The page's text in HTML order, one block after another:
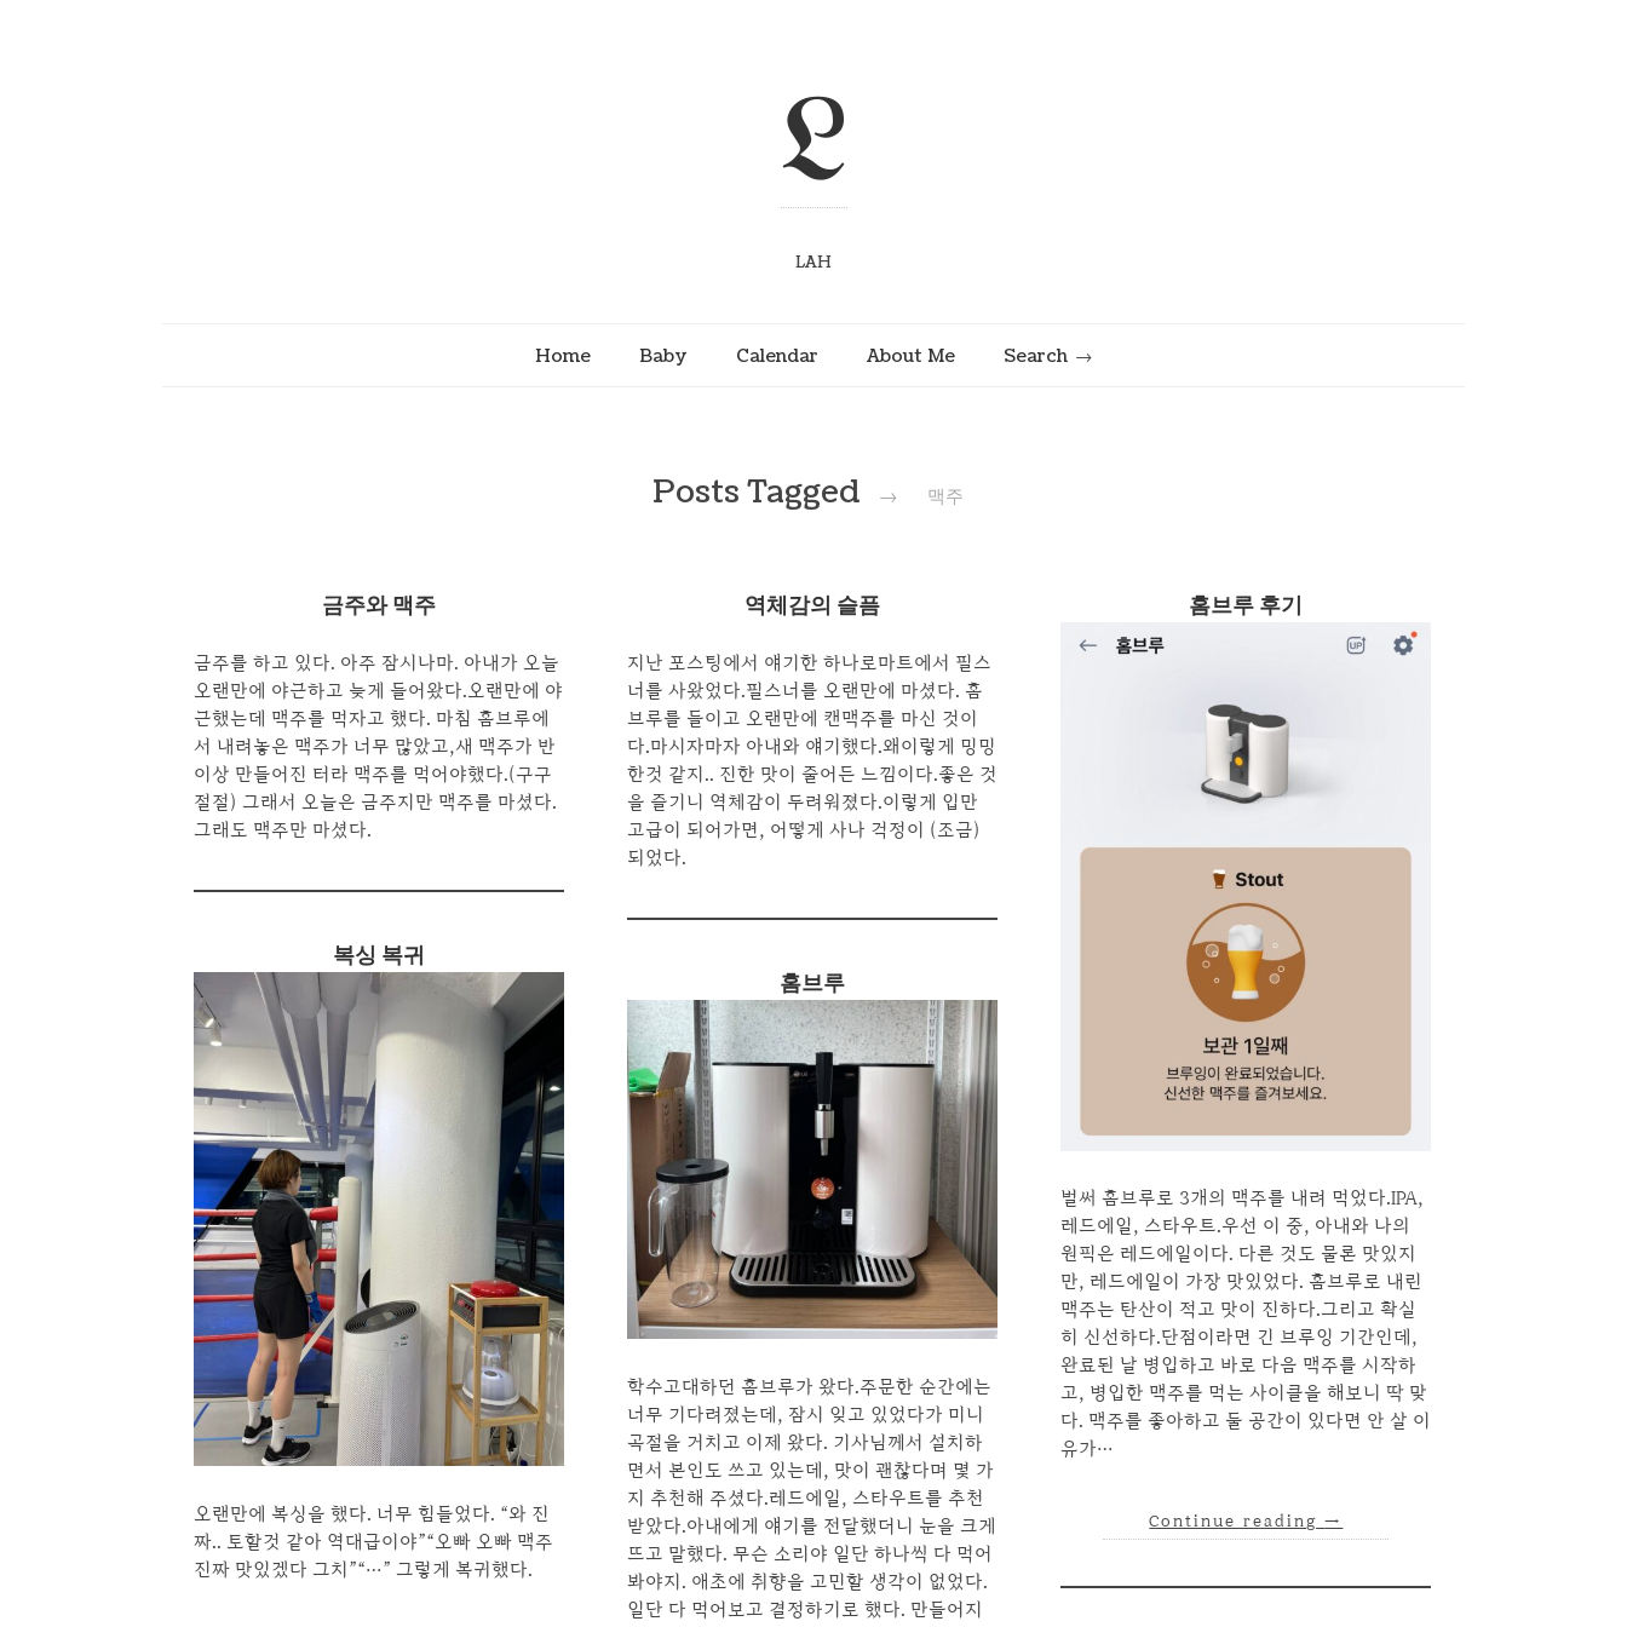
L
LAH
Home Baby Calendar About Me Search
Posts Tagged → 맥주
금주와 맥주
금주를 하고 있다. 아주 잠시나마. 아내가 오늘
오랜만에 야근하고 늦게 들어왔다.오랜만에 야
근했는데 맥주를 먹자고 했다. 마침 홈브루에
서 내려놓은 맥주가 너무 많았고,새 맥주가 반
이상 만들어진 터라 맥주를 먹어야했다.(구구
절절) 그래서 오늘은 금주지만 맥주를 마셨다.
그래도 맥주만 마셨다.
역체감의 슬픔
지난 포스팅에서 얘기한 하나로마트에서 필스
너를 사왔었다.필스너를 오랜만에 마셨다. 홈
브루를 들이고 오랜만에 캔맥주를 마신 것이
다.마시자마자 아내와 얘기했다.왜이렇게 밍밍
한것 같지.. 진한 맛이 줄어든 느낌이다.좋은 것
을 즐기니 역체감이 두려워졌다.이렇게 입만
고급이 되어가면, 어떻게 사나 걱정이 (조금)
되었다.
홈브루 후기
벌써 홈브루로 3개의 맥주를 내려 먹었다.IPA,
레드에일, 스타우트.우선 이 중, 아내와 나의
원픽은 레드에일이다. 다른 것도 물론 맛있지
만, 레드에일이 가장 맛있었다. 홈브루로 내린
맥주는 탄산이 적고 맛이 진하다.그리고 확실
히 신선하다.단점이라면 긴 브루잉 기간인데,
완료된 날 병입하고 바로 다음 맥주를 시작하
고, 병입한 맥주를 먹는 사이클을 해보니 딱 맞
다. 맥주를 좋아하고 둘 공간이 있다면 안 살 이
유가…
Continue reading→
복싱 복귀
오랜만에 복싱을 했다. 너무 힘들었다. “와 진
짜.. 토할것 같아 역대급이야”“오빠 오빠 맥주
진짜 맛있겠다 그치”“…” 그렇게 복귀했다.
홈브루
학수고대하던 홈브루가 왔다.주문한 순간에는
너무 기다려졌는데, 잠시 잊고 있었다가 미니
곡절을 거치고 이제 왔다. 기사님께서 설치하
면서 본인도 쓰고 있는데, 맛이 괜찮다며 몇 가
지 추천해 주셨다.레드에일, 스타우트를 추천
받았다.아내에게 얘기를 전달했더니 눈을 크게
뜨고 말했다. 무슨 소리야 일단 하나씩 다 먹어
봐야지. 애초에 취향을 고민할 생각이 없었다.
일단 다 먹어보고 결정하기로 했다. 만들어지